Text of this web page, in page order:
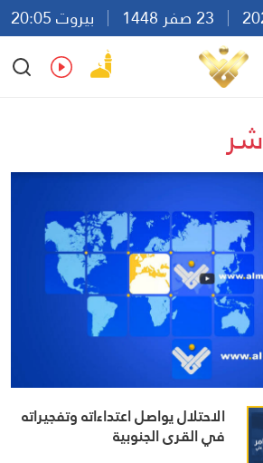
بيروت 20:05
Ar
En Fr Es
الاحتلال يواصل اعتداءاته وتفجيراته
في القرى الجنوبية